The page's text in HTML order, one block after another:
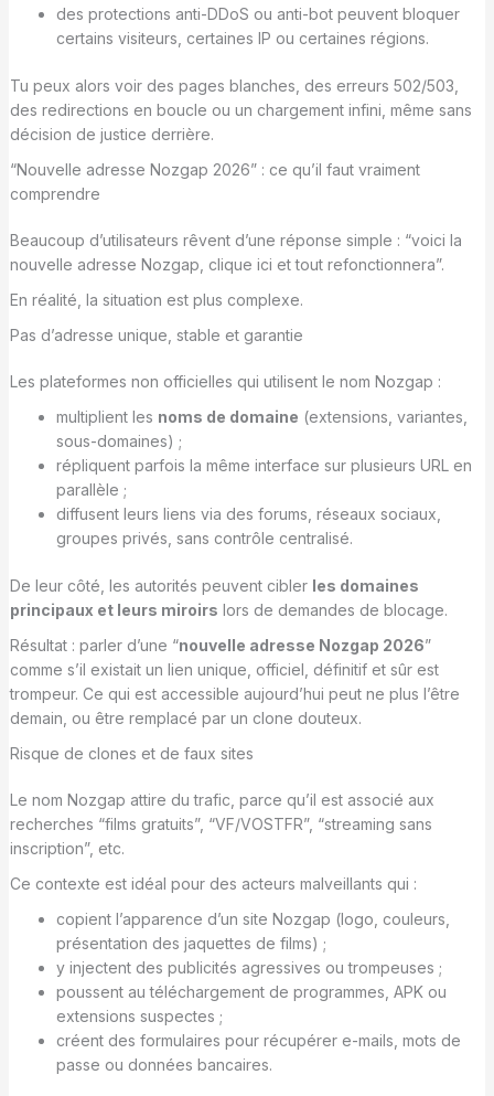
des protections anti-DDoS ou anti-bot peuvent bloquer
certains visiteurs, certaines IP ou certaines régions.
Tu peux alors voir des pages blanches, des erreurs 502/503,
des redirections en boucle ou un chargement infini, même sans
décision de justice derrière.
“Nouvelle adresse Nozgap 2026” : ce qu’il faut vraiment
comprendre
Beaucoup d’utilisateurs rêvent d’une réponse simple : “voici la
nouvelle adresse Nozgap, clique ici et tout refonctionnera”.
En réalité, la situation est plus complexe.
Pas d’adresse unique, stable et garantie
Les plateformes non officielles qui utilisent le nom Nozgap :
multiplient les noms de domaine (extensions, variantes,
sous-domaines) ;
répliquent parfois la même interface sur plusieurs URL en
parallèle ;
diffusent leurs liens via des forums, réseaux sociaux,
groupes privés, sans contrôle centralisé.
De leur côté, les autorités peuvent cibler les domaines
principaux et leurs miroirs lors de demandes de blocage.
Résultat : parler d’une “nouvelle adresse Nozgap 2026”
comme s’il existait un lien unique, officiel, définitif et sûr est
trompeur. Ce qui est accessible aujourd’hui peut ne plus l’être
demain, ou être remplacé par un clone douteux.
Risque de clones et de faux sites
Le nom Nozgap attire du trafic, parce qu’il est associé aux
recherches “films gratuits”, “VF/VOSTFR”, “streaming sans
inscription”, etc.
Ce contexte est idéal pour des acteurs malveillants qui :
copient l’apparence d’un site Nozgap (logo, couleurs,
présentation des jaquettes de films) ;
y injectent des publicités agressives ou trompeuses ;
poussent au téléchargement de programmes, APK ou
extensions suspectes ;
créent des formulaires pour récupérer e-mails, mots de
passe ou données bancaires.